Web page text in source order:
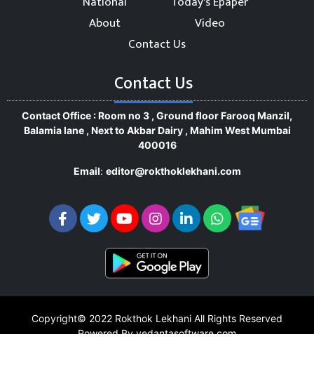
About
Video
Contact Us
Contact Us
Contact Office : Room no 3 , Ground floor Farooq Manzil,
Balamia lane , Next to Akbar Dairy , Mahim West Mumbai
400016
Email: editor@rokthoklekhani.com
Copyright© 2022 Rokthok Lekhani All Rights Reserved
Powered By vedantasoftware.com